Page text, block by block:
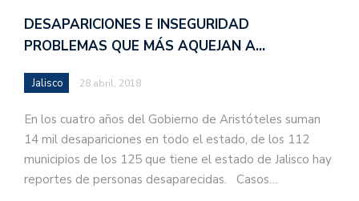
DESAPARICIONES E INSEGURIDAD
PROBLEMAS QUE MÁS AQUEJAN A…
Jalisco 28 abril, 2018
En los cuatro años del Gobierno de Aristóteles suman
14 mil desapariciones en todo el estado, de los 112
municipios de los 125 que tiene el estado de Jalisco hay
reportes de personas desaparecidas. Casos…